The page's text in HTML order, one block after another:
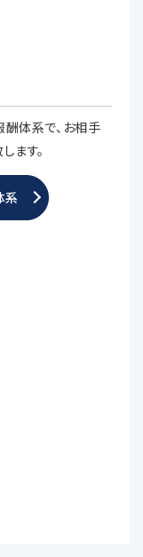
体系で、お相手
ます。
系